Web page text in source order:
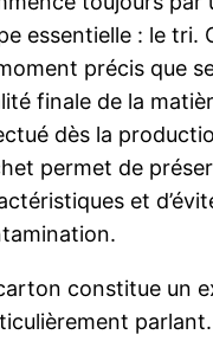
essentielle : le tri.
précis que
finale de la
dès la
permet de
et
constitue un
parlant.